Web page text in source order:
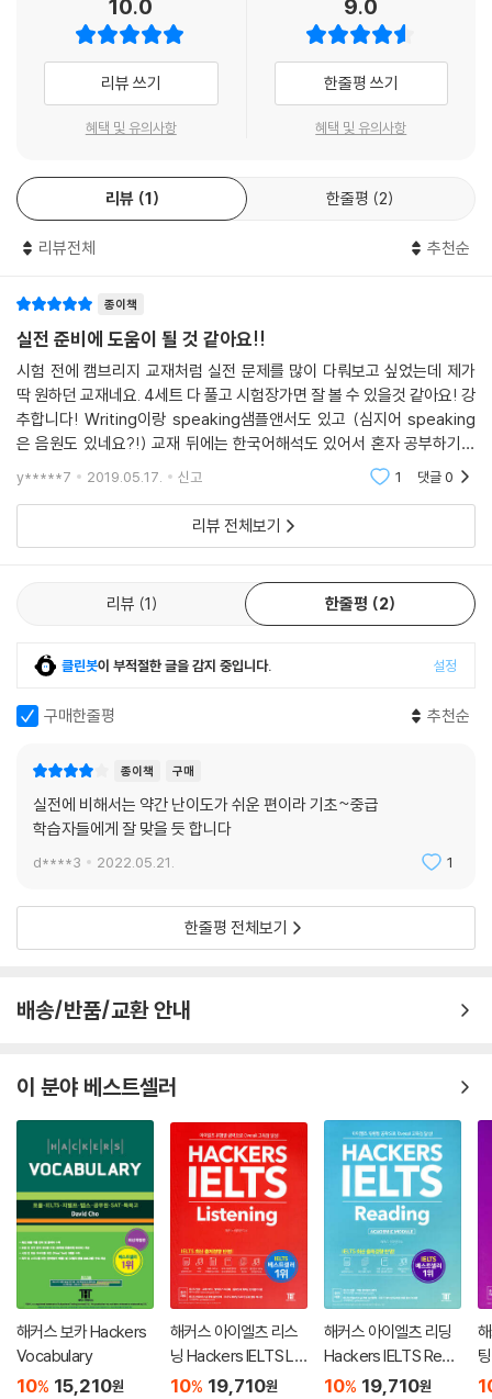
10.0
리뷰 쓰기
혜택 및 유의사항
9.0
한줄평 쓰기
혜택 및 유의사항
리뷰 1 한줄평 2
리뷰전체 추천순
종이책
실전 준비에 도움이 될 것 같아요!!
시험 전에 캠브리지 교재처럼 실전 문제를 많이 다뤄보고 싶었는데 제가
딱 원하던 교재네요. 4세트 다 풀고 시험장가면 잘 볼 수 있을것 같아요! 강
추합니다! Writing이랑 speaking샘플앤서도 있고 (심지어 speaking
은 음원도 있네요?!) 교재 뒤에는 한국어해석도 있어서 혼자 공부하기에
도 좋아요. 이 책으로 공부해서 아이엘츠 점수 높여보려구요!
y*****7 2019.05.17. 신고 1 댓글0
리뷰 전체보기
리뷰 1 한줄평 2
클린봇이 부적절한 글을 감지 중입니다. 설정
구매한줄평 추천순
종이책 구매
실전에 비해서는 약간 난이도가 쉬운 편이라 기초~중급
학습자들에게 잘 맞을 듯 합니다
d****3 2022.05.21. 1
한줄평 전체보기
배송/반품/교환 안내
이 분야 베스트셀러
해커스 보카 Hackers
Vocabulary
10% 15,210원
해커스 아이엘츠 리스
닝 Hackers IELTS Lis
tening
10% 19,710원
해커스 아이엘츠 리딩
Hackers IELTS Read
ing
10% 19,710원